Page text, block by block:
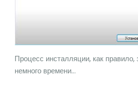
Процесс инсталляции, как правило,
немного времени…